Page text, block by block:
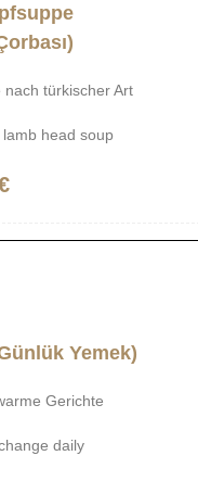
türkischer Art
head soup
Yemek)
Gerichte
daily